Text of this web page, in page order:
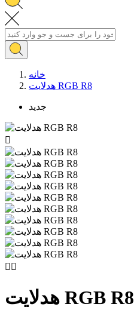
خانه
هدلایت RGB R8
جدید

 
هدلایت RGB R8